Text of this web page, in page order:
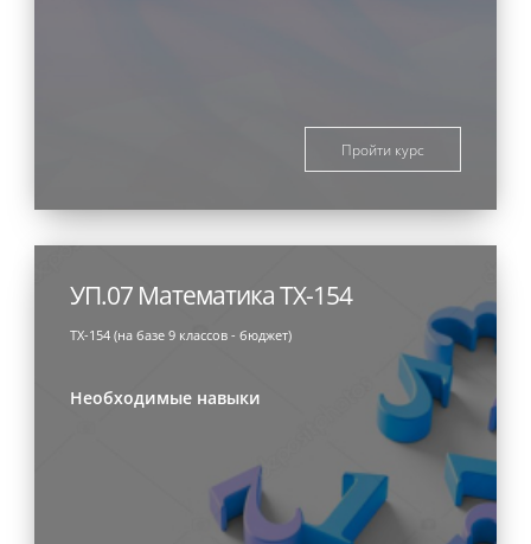
Пройти курс
УП.07 Математика ТХ-154
ТХ-154 (на базе 9 классов - бюджет)
Необходимые навыки